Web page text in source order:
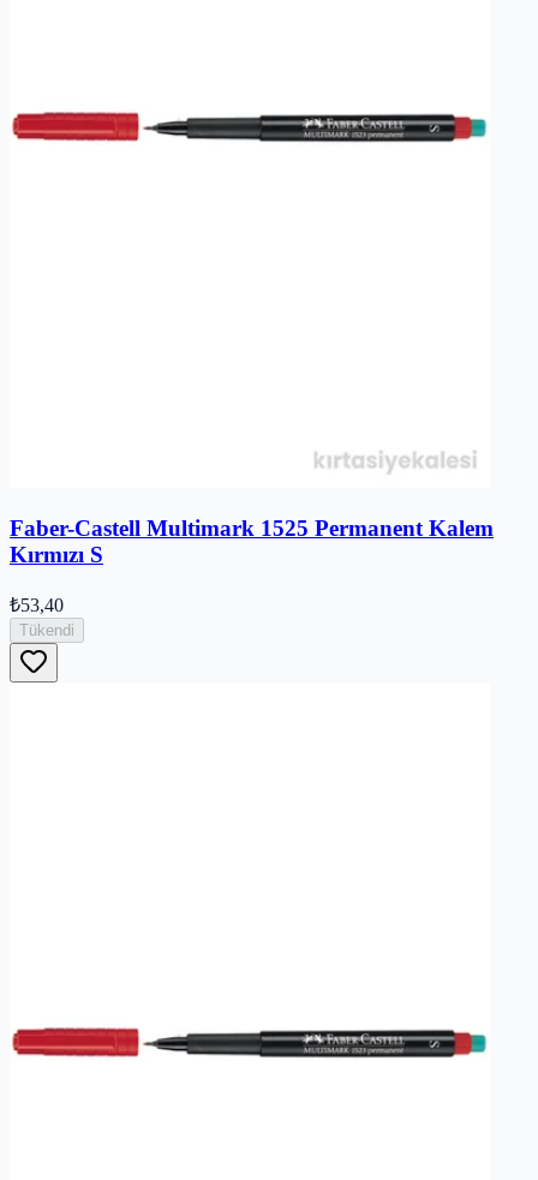
Faber-Castell Multimark 1525 Permanent Kalem
Kırmızı S
₺53,40
Tükendi